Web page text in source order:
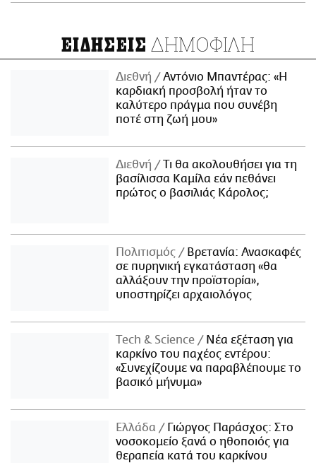
ΕΙΔΗΣΕΙΣ ΔΗΜΟΦΙΛΗ
Διεθνή
Αντόνιο Μπαντέρας: «Η
καρδιακή προσβολή ήταν το
καλύτερο πράγμα που συνέβη
ποτέ στη ζωή μου»
Διεθνή
Τι θα ακολουθήσει για τη
βασίλισσα Καμίλα εάν πεθάνει
πρώτος ο βασιλιάς Κάρολος;
Πολιτισμός
Βρετανία: Ανασκαφές
σε πυρηνική εγκατάσταση «θα
αλλάξουν την προϊστορία»,
υποστηρίζει αρχαιολόγος
Τech & Science
Νέα εξέταση για
καρκίνο του παχέος εντέρου:
«Συνεχίζουμε να παραβλέπουμε το
βασικό μήνυμα»
Ελλάδα
Γιώργος Παράσχος: Στο
νοσοκομείο ξανά ο ηθοποιός για
θεραπεία κατά του καρκίνου